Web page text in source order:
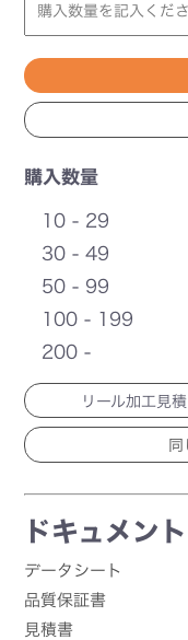
購入数量
10 - 29
30 - 49
50 - 99
100 - 199
200 -
リール加工見積
ドキュメント
データシート
品質保証書
見積書